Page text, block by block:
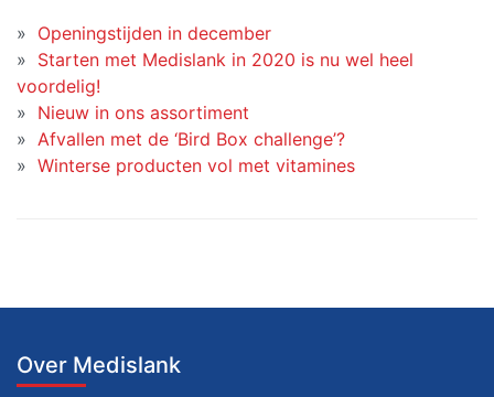
Openingstijden in december
Starten met Medislank in 2020 is nu wel heel
voordelig!
Nieuw in ons assortiment
Afvallen met de ‘Bird Box challenge’?
Winterse producten vol met vitamines
Over Medislank